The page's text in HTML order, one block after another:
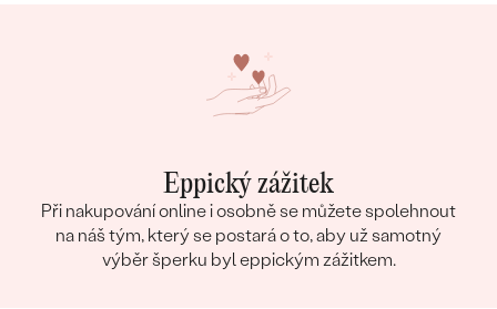
Eppický zážitek
Při nakupování online i osobně se můžete spolehnout
na náš tým, který se postará o to, aby už samotný
výběr šperku byl eppickým zážitkem.